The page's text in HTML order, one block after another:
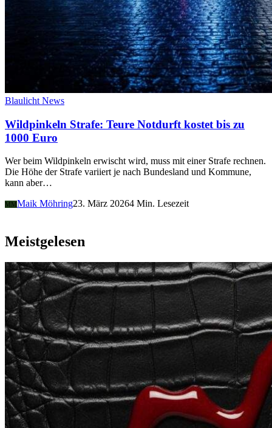
Blaulicht News
Wildpinkeln Strafe: Teure Notdurft kostet bis zu
1000 Euro
Wer beim Wildpinkeln erwischt wird, muss mit einer Strafe rechnen.
Die Höhe der Strafe variiert je nach Bundesland und Kommune,
kann aber…
MM Maik Möhring23. März 20264 Min. Lesezeit
Meistgelesen